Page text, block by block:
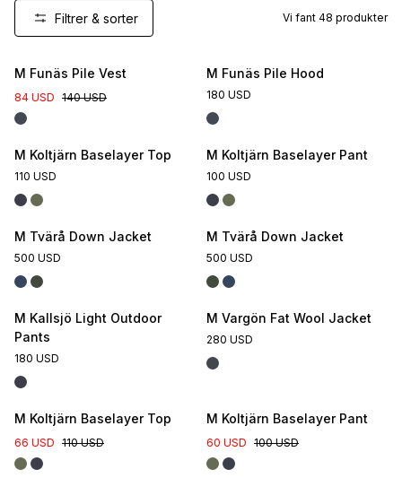
Filtrer & sorter Vi fant 48 produkter
M Funäs Pile Vest
84 USD 140 USD
M Funäs Pile Hood
180 USD
M Koltjärn Baselayer Top
110 USD
M Koltjärn Baselayer Pant
100 USD
M Tvärå Down Jacket
500 USD
M Tvärå Down Jacket
500 USD
M Kallsjö Light Outdoor
Pants
180 USD
M Vargön Fat Wool Jacket
280 USD
M Koltjärn Baselayer Top
66 USD 110 USD
M Koltjärn Baselayer Pant
60 USD 100 USD